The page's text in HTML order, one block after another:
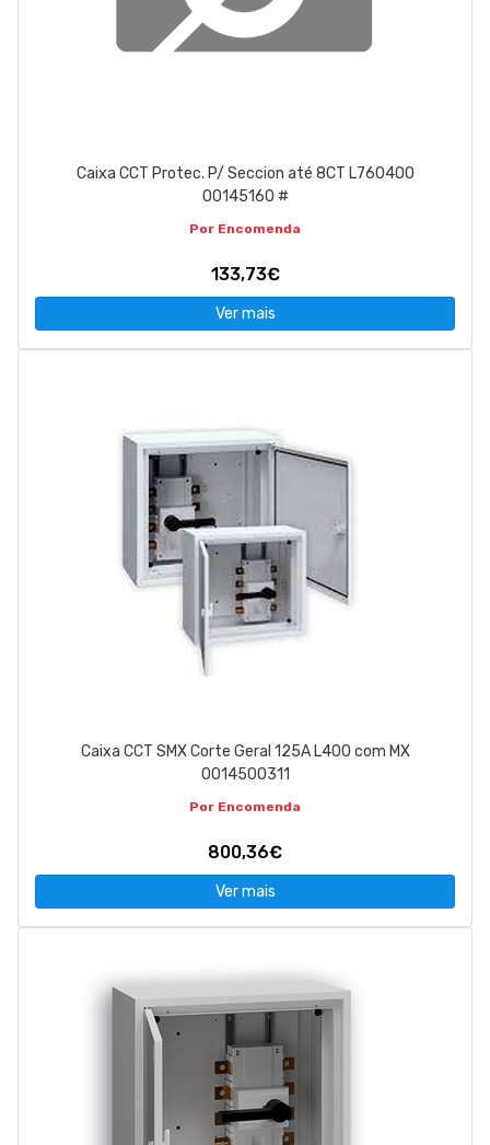
Caixa CCT Protec. P/ Seccion até 8CT L760400
00145160 #
Por Encomenda
133,73€
Ver mais
Caixa CCT SMX Corte Geral 125A L400 com MX
0014500311
Por Encomenda
800,36€
Ver mais